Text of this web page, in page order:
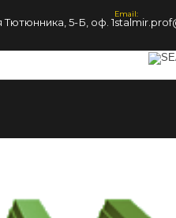
Тютюнника, 5-Б, оф. 1
Email: